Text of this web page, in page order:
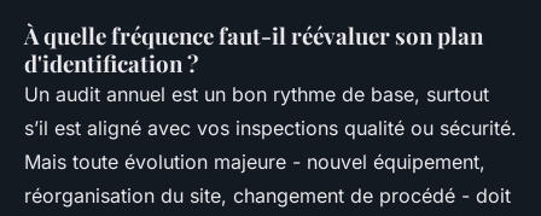
À quelle fréquence faut-il réévaluer son plan
d'identification ?
Un audit annuel est un bon rythme de base, surtout
s’il est aligné avec vos inspections qualité ou sécurité.
Mais toute évolution majeure - nouvel équipement,
réorganisation du site, changement de procédé - doit